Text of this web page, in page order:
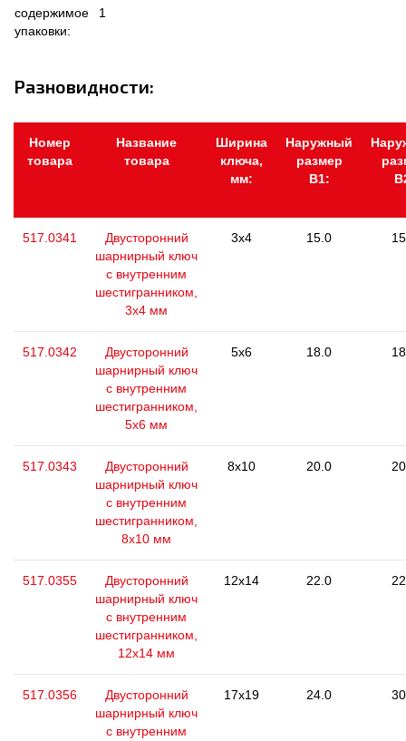
содержимое
упаковки:
1
Разновидности:
Номер
товара
Название
товара
Ширина
ключа,
мм:
Наружный
размер
В1:
517.0341
Двусторонний
шарнирный ключ
с внутренним
шестигранником,
3х4 мм
3x4 15.0
517.0342
Двусторонний
шарнирный ключ
с внутренним
шестигранником,
5x6 мм
5x6 18.0
517.0343
Двусторонний
шарнирный ключ
с внутренним
шестигранником,
8х10 мм
8x10 20.0
517.0355
Двусторонний
шарнирный ключ
с внутренним
шестигранником,
12х14 мм
12x14 22.0
517.0356
Двусторонний
шарнирный ключ
с внутренним
17x19 24.0